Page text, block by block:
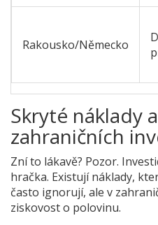
Rakousko/Německo
Skryté náklady
zahraničních
Zní to lákavě? Pozor.
hračka. Existují náklady,
často ignorují, ale v
ziskovost o polovinu.